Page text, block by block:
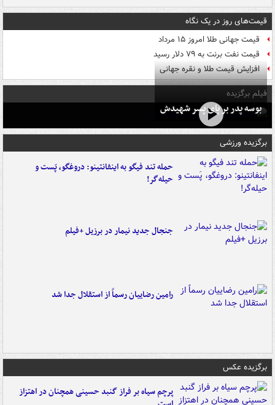
قیمت‌های روز در یک نگاه
قیمت جهانی طلا امروز ۱۵ مرداد
قیمت نفت برنت به ۷۹ دلار رسید
افزایش قیمت طلا و نقره جهانی
فیلم برگزیده
بوسه‌ پدر بر پای پسر شهیدش
برگزیده ورزشی
حمله تند فیگو به اینفانتینو: دروغگو، پَست‌ و
حیله‌گر!
جنجال جدید نیمار در برزیل +فیلم
رامین رضاییان رسماً از استقلال جدا شد
برگزیده عکس
پرچم سیاه بر فراز گنبد حسینی همچنان در اهتزاز